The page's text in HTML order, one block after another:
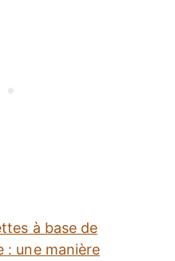
à base de
: une manière